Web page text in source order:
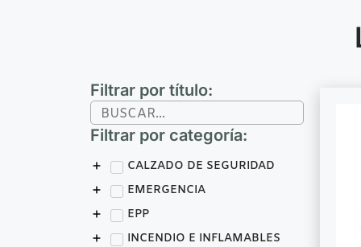
Filtrar por título:
Filtrar por categoría:
CALZADO DE SEGURIDAD
EMERGENCIA
EPP
INCENDIO E INFLAMABLES